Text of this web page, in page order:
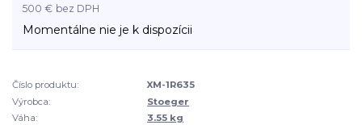
500 € bez DPH
Momentálne nie je k dispozícii
Číslo produktu:
XM-1R635
Výrobca:
Stoeger
Váha:
3.55 kg